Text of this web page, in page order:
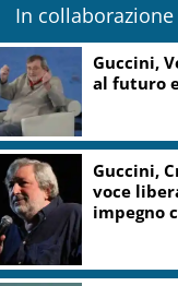
In
Caldo,
rosso”
rende